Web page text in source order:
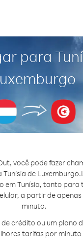
para
você pode fazer
de Luxemburgo.
em Tunísia, tanto para
a partir de apenas
minuto.
crédito ou um plano
tarifas por minuto